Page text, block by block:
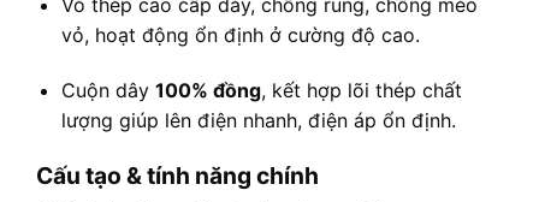
Vỏ thép cao cấp dày, chống rung, chống méo
vỏ, hoạt động ổn định ở cường độ cao.
Cuộn dây 100% đồng, kết hợp lõi thép chất
lượng giúp lên điện nhanh, điện áp ổn định.
Cấu tạo & tính năng chính